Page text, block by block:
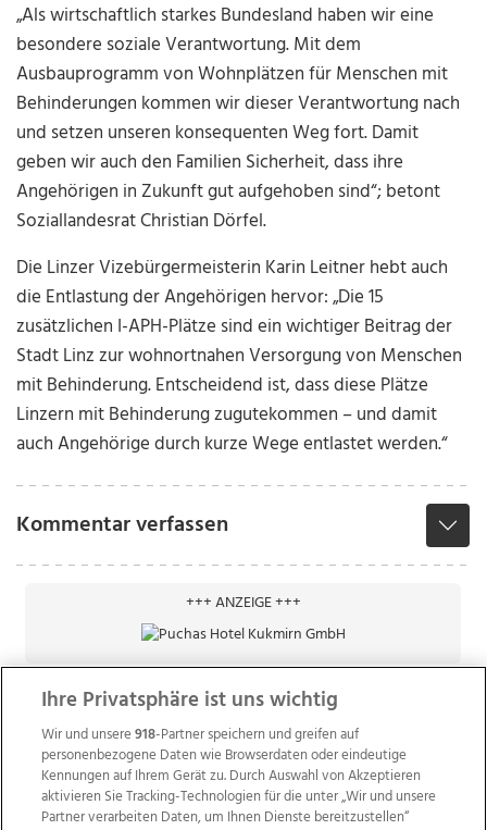
„Als wirtschaftlich starkes Bundesland haben wir eine
besondere soziale Verantwortung. Mit dem
Ausbauprogramm von Wohnplätzen für Menschen mit
Behinderungen kommen wir dieser Verantwortung nach
und setzen unseren konsequenten Weg fort. Damit
geben wir auch den Familien Sicherheit, dass ihre
Angehörigen in Zukunft gut aufgehoben sind“; betont
Soziallandesrat Christian Dörfel.
Die Linzer Vizebürgermeisterin Karin Leitner hebt auch
die Entlastung der Angehörigen hervor: „Die 15
zusätzlichen I-APH-Plätze sind ein wichtiger Beitrag der
Stadt Linz zur wohnortnahen Versorgung von Menschen
mit Behinderung. Entscheidend ist, dass diese Plätze
Linzern mit Behinderung zugutekommen – und damit
auch Angehörige durch kurze Wege entlastet werden.“
Kommentar verfassen
+++ ANZEIGE +++
Ihre Privatsphäre ist uns wichtig
Wir und unsere918-Partner speichern und greifen auf
personenbezogene Daten wie Browserdaten oder eindeutige
Kennungen auf Ihrem Gerät zu. Durch Auswahl von Akzeptieren
aktivieren Sie Tracking-Technologien für die unter „Wir und unsere
Partner verarbeiten Daten, um Ihnen Dienste bereitzustellen“